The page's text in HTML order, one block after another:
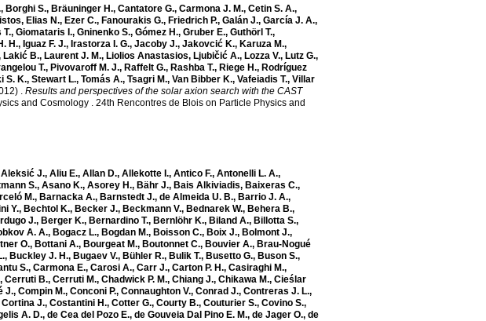
, Borghi S., Bräuninger H., Cantatore G., Carmona J. M., Cetin S. A.,
, Elias N., Ezer C., Fanourakis G., Friedrich P., Galán J., García J. A.,
T., Giomataris I., Gninenko S., Gómez H., Gruber E., Guthörl T.,
H., Iguaz F. J., Irastorza I. G., Jacoby J., Jakovcić K., Karuza M.,
Lakić B., Laurent J. M., Liolios Anastasios, Ljubičić A., Lozza V., Lutz G.,
T., Pivovaroff M. J., Raffelt G., Rashba T., Riege H., Rodríguez
S. K., Stewart L., Tomás A., Tsagri M., Van Bibber K., Vafeiadis T., Villar
. Results and perspectives of the solar axion search with the CAST
and Cosmology . 24th Rencontres de Blois on Particle Physics and
Aleksić J., Aliu E., Allan D., Allekotte I., Antico F., Antonelli L. A.,
S., Asano K., Asorey H., Bähr J., Bais Alkiviadis, Baixeras C.,
M., Barnacka A., Barnstedt J., de Almeida U. B., Barrio J. A.,
Y., Bechtol K., Becker J., Beckmann V., Bednarek W., Behera B.,
J., Berger K., Bernardino T., Bernlöhr K., Biland A., Billotta S.,
A. A., Bogacz L., Bogdan M., Boisson C., Boix J., Bolmont J.,
O., Bottani A., Bourgeat M., Boutonnet C., Bouvier A., Brau-Nogué
, Buckley J. H., Bugaev V., Bühler R., Bulik T., Busetto G., Buson S.,
S., Carmona E., Carosi A., Carr J., Carton P. H., Casiraghi M.,
, Cerruti B., Cerruti M., Chadwick P. M., Chiang J., Chikawa M., Cieślar
J., Compin M., Conconi P., Connaughton V., Conrad J., Contreras J. L.,
Cortina J., Costantini H., Cotter G., Courty B., Couturier S., Covino S.,
A. D., de Cea del Pozo E., de Gouveia Dal Pino E. M., de Jager O., de